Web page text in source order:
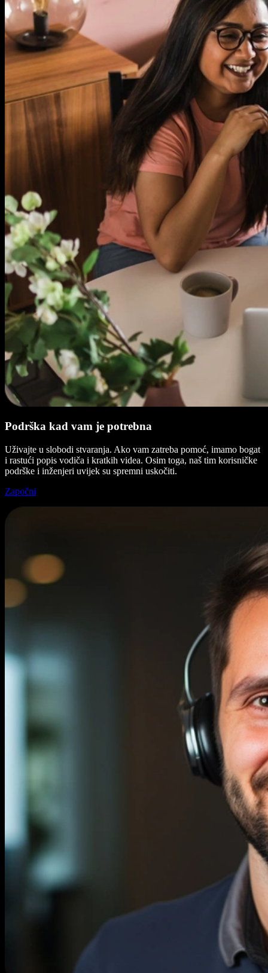
Podrška kad vam je potrebna
Uživajte u slobodi stvaranja. Ako vam zatreba pomoć, imamo bogat
i rastući popis vodiča i kratkih videa. Osim toga, naš tim korisničke
podrške i inženjeri uvijek su spremni uskočiti.
Započni